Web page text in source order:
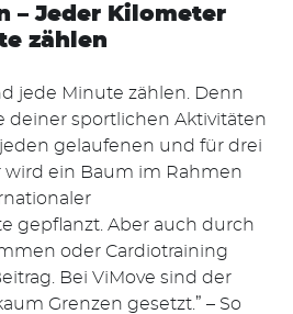
– Jeder Kilometer
zählen
jede Minute zählen. Denn
deiner sportlichen Aktivitäten
gelaufenen und für drei
ein Baum im Rahmen
gepflanzt. Aber auch durch
oder Cardiotraining
Bei ViMove sind der
Grenzen gesetzt.” – So